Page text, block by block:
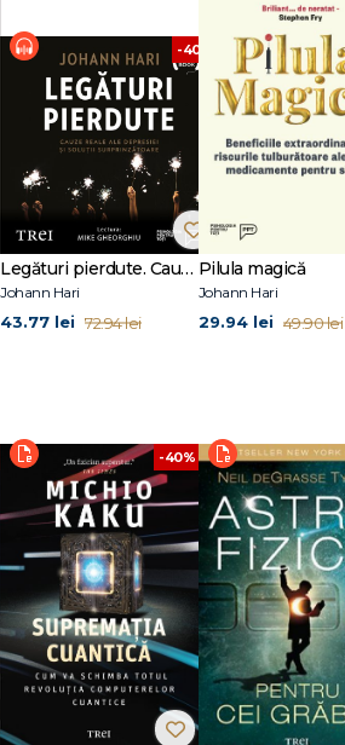
doua)
un punct de pornire bun, dar nu suficient)
probleme
-40%
Legături pierdute. Cauze reale ale depresiei și soluții surprinzătoare
Johann Hari
43.77 lei 72.94 lei
Pilula magică
Johann Hari
29.94 lei 49.90 lei
-40%